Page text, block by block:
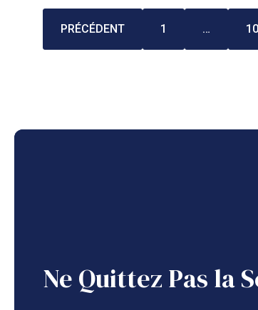
PRÉCÉDENT 1 … 10
Ne Quittez Pas la